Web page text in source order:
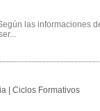
las informaciones
| Ciclos Formativos